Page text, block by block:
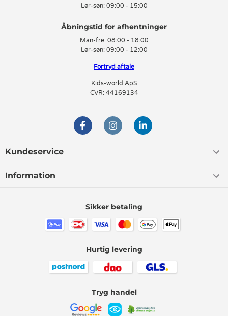
Lør-søn: 09:00 - 15:00
Man-fre: 08:00 - 18:00
Lør-søn: 09:00 - 12:00
Fortryd aftale
Kids-world ApS
CVR: 44169134
Kundeservice
Information
Sikker betaling
Hurtig levering
Tryg handel